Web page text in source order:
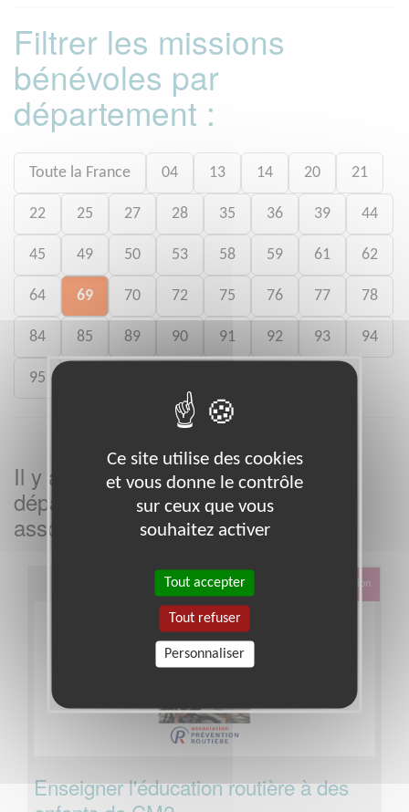
Filtrer les missions
bénévoles par
département :
Toute la France 04 13 14 20 21
22 25 27 28 35 36 39 44
45 49 50 53 58 59 61 62
64 69 70 72 75 76 77 78
84 85 89 90 91 92 93 94
95
Il y a
missions bénévoles dans le
départementRhône dans cette
association
Éducation & Formation
Enseigner l'éducation routière à des
Ce site utilise des cookies
et vous donne le contrôle
sur ceux que vous
souhaitez activer
Tout accepter
Tout refuser
Personnaliser